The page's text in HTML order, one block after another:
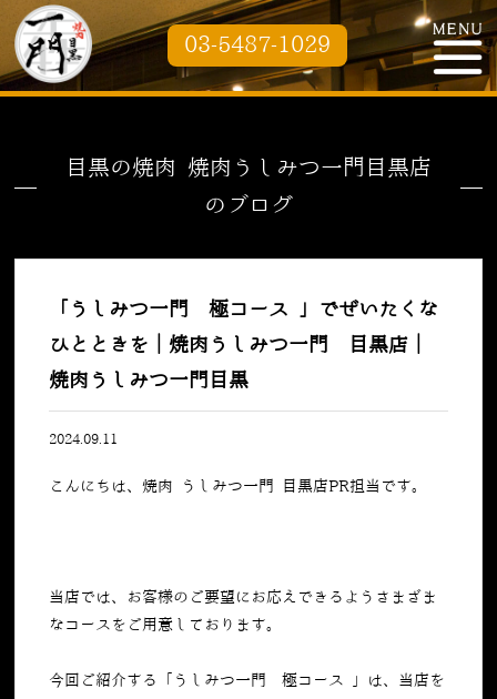
03-5487-1029
目黒の焼肉 焼肉うしみつ一門目黒店
のブログ
「うしみつ一門 極コース 」でぜいたくな
ひとときを｜焼肉うしみつ一門 目黒店｜
焼肉うしみつ一門目黒
2024.09.11
こんにちは、焼肉 うしみつ一門 目黒店PR担当です。
当店では、お客様のご要望にお応えできるようさまざま
なコースをご用意しております。
今回ご紹介する「うしみつ一門 極コース 」は、当店を